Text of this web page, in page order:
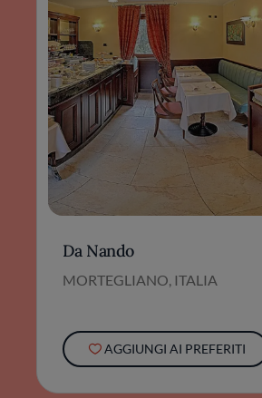
Da Nando
MORTEGLIANO, ITALIA
AGGIUNGI AI PREFERITI